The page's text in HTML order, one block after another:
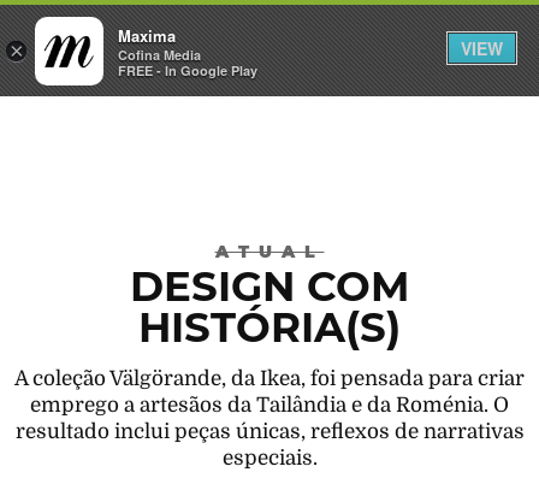
×
Maxima
Cofina Media
FREE - In Google Play
VIEW
INICIAR SESSÃO
ATUAL
DESIGN COM
HISTÓRIA(S)
A coleção Välgörande, da Ikea, foi pensada para criar
emprego a artesãos da Tailândia e da Roménia. O
resultado inclui peças únicas, reflexos de narrativas
especiais.